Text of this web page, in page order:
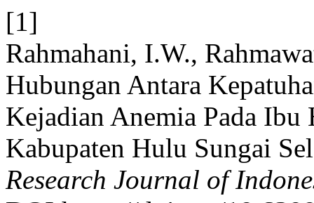
[1]
Rahmahani, I.W.,
Hubungan Antara
Kejadian Anemia Pada Ibu
Kabupaten Hulu Sungai
Research Journal of